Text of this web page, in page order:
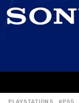
PLAYSTATION 5 #PS5